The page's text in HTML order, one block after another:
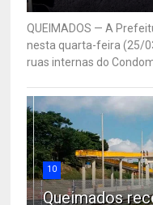
QUEIMADOS — A
nesta quarta-feira (25/
ruas internas do
10
Queimados